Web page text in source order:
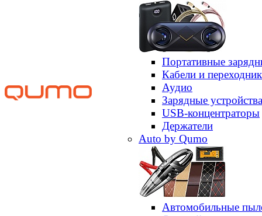
Портативные
Кабели и
Аудио
Зарядные устройства
USB-концентраторы
Держатели
Auto by Qumo
Автомобильные